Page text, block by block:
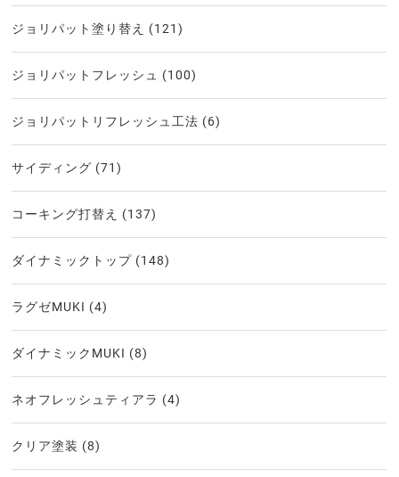
ジョリパット塗り替え (121)
ジョリパットフレッシュ (100)
ジョリパットリフレッシュ工法 (6)
サイディング (71)
コーキング打替え (137)
ダイナミックトップ (148)
ラグゼMUKI (4)
ダイナミックMUKI (8)
ネオフレッシュティアラ (4)
クリア塗装 (8)